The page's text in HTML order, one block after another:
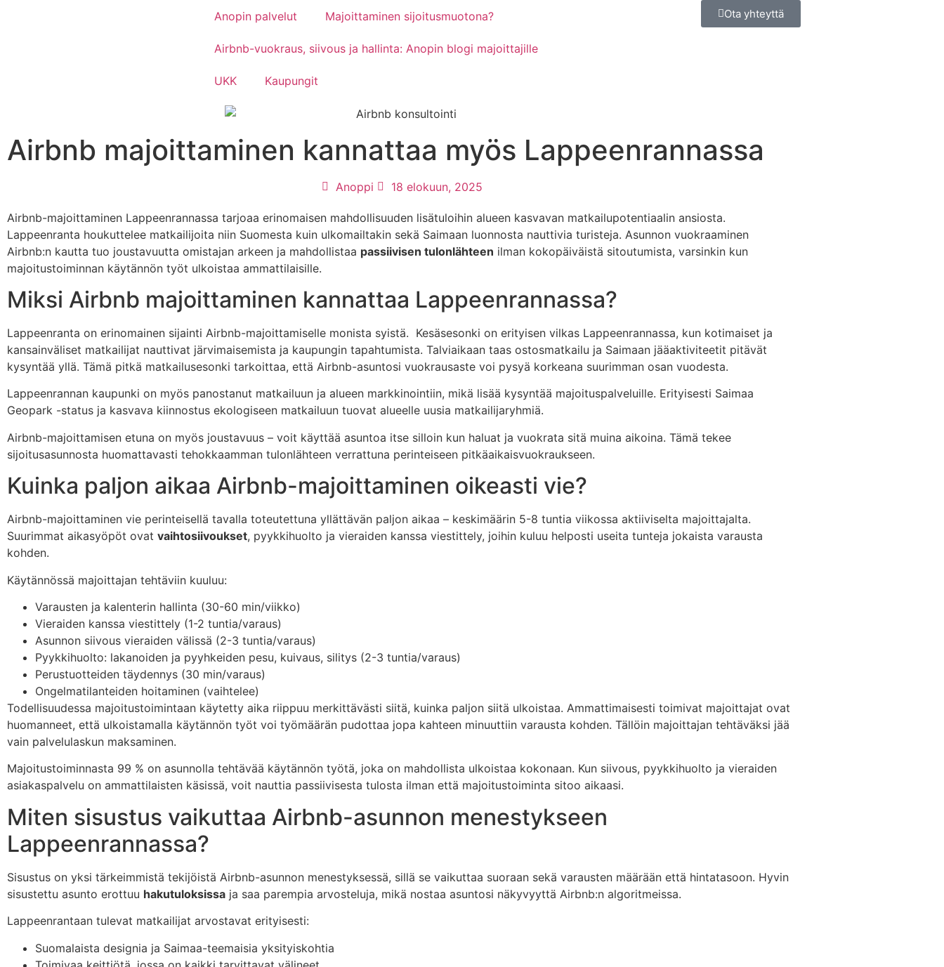
Anopin palvelut Majoittaminen sijoitusmuotona?
Airbnb-vuokraus, siivous ja hallinta: Anopin blogi majoittajille
UKK Kaupungit
Ota yhteyttä
Airbnb majoittaminen kannattaa myös Lappeenrannassa
Anoppi 18 elokuun, 2025
Airbnb-majoittaminen Lappeenrannassa tarjoaa erinomaisen mahdollisuuden lisätuloihin alueen kasvavan matkailupotentiaalin ansiosta.
Lappeenranta houkuttelee matkailijoita niin Suomesta kuin ulkomailtakin sekä Saimaan luonnosta nauttivia turisteja. Asunnon vuokraaminen
Airbnb:n kautta tuo joustavuutta omistajan arkeen ja mahdollistaa passiivisen tulonlähteen ilman kokopäiväistä sitoutumista, varsinkin kun
majoitustoiminnan käytännön työt ulkoistaa ammattilaisille.
Miksi Airbnb majoittaminen kannattaa Lappeenrannassa?
Lappeenranta on erinomainen sijainti Airbnb-majoittamiselle monista syistä. Kesäsesonki on erityisen vilkas Lappeenrannassa, kun kotimaiset ja
kansainväliset matkailijat nauttivat järvimaisemista ja kaupungin tapahtumista. Talviaikaan taas ostosmatkailu ja Saimaan jääaktiviteetit pitävät
kysyntää yllä. Tämä pitkä matkailusesonki tarkoittaa, että Airbnb-asuntosi vuokrausaste voi pysyä korkeana suurimman osan vuodesta.
Lappeenrannan kaupunki on myös panostanut matkailuun ja alueen markkinointiin, mikä lisää kysyntää majoituspalveluille. Erityisesti Saimaa
Geopark -status ja kasvava kiinnostus ekologiseen matkailuun tuovat alueelle uusia matkailijaryhmiä.
Airbnb-majoittamisen etuna on myös joustavuus – voit käyttää asuntoa itse silloin kun haluat ja vuokrata sitä muina aikoina. Tämä tekee
sijoitusasunnosta huomattavasti tehokkaamman tulonlähteen verrattuna perinteiseen pitkäaikaisvuokraukseen.
Kuinka paljon aikaa Airbnb-majoittaminen oikeasti vie?
Airbnb-majoittaminen vie perinteisellä tavalla toteutettuna yllättävän paljon aikaa – keskimäärin 5-8 tuntia viikossa aktiiviselta majoittajalta.
Suurimmat aikasyöpöt ovat vaihtosiivoukset, pyykkihuolto ja vieraiden kanssa viestittely, joihin kuluu helposti useita tunteja jokaista varausta
kohden.
Käytännössä majoittajan tehtäviin kuuluu:
Varausten ja kalenterin hallinta (30-60 min/viikko)
Vieraiden kanssa viestittely (1-2 tuntia/varaus)
Asunnon siivous vieraiden välissä (2-3 tuntia/varaus)
Pyykkihuolto: lakanoiden ja pyyhkeiden pesu, kuivaus, silitys (2-3 tuntia/varaus)
Perustuotteiden täydennys (30 min/varaus)
Ongelmatilanteiden hoitaminen (vaihtelee)
Todellisuudessa majoitustoimintaan käytetty aika riippuu merkittävästi siitä, kuinka paljon siitä ulkoistaa. Ammattimaisesti toimivat majoittajat ovat
huomanneet, että ulkoistamalla käytännön työt voi työmäärän pudottaa jopa kahteen minuuttiin varausta kohden. Tällöin majoittajan tehtäväksi jää
vain palvelulaskun maksaminen.
Majoitustoiminnasta 99 % on asunnolla tehtävää käytännön työtä, joka on mahdollista ulkoistaa kokonaan. Kun siivous, pyykkihuolto ja vieraiden
asiakaspalvelu on ammattilaisten käsissä, voit nauttia passiivisesta tulosta ilman että majoitustoiminta sitoo aikaasi.
Miten sisustus vaikuttaa Airbnb-asunnon menestykseen
Lappeenrannassa?
Sisustus on yksi tärkeimmistä tekijöistä Airbnb-asunnon menestyksessä, sillä se vaikuttaa suoraan sekä varausten määrään että hintatasoon. Hyvin
sisustettu asunto erottuu hakutuloksissa ja saa parempia arvosteluja, mikä nostaa asuntosi näkyvyyttä Airbnb:n algoritmeissa.
Lappeenrantaan tulevat matkailijat arvostavat erityisesti:
Suomalaista designia ja Saimaa-teemaisia yksityiskohtia